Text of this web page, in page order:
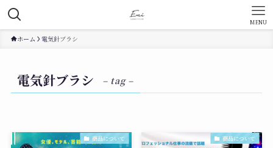
MENU
ホーム 電気針ブラシ
電気針ブラシ – tag –
商品について 商品について